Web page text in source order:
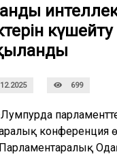
699
конференция
Парламентаралық